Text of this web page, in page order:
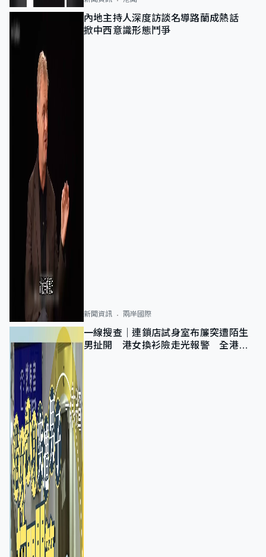
內地主持人深度訪談名導路蘭成熱話
掀中西意識形態鬥爭
新聞資訊 兩岸國際
一線搜查｜連鎖店試身室布簾突遭陌生
男扯開 港女換衫險走光報警 全港分